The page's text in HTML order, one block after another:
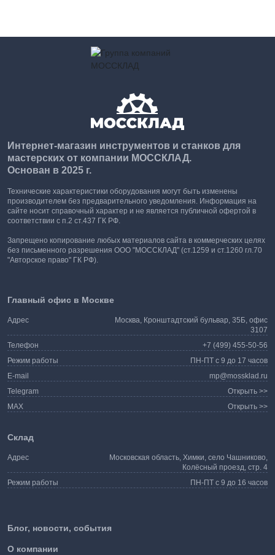
Интернет-магазин инструментов и станков для
мастерских от компании МОССКЛАД.
Основан в 2025 г.
Технические характеристики оборудования могут быть изменены
производителем без предварительного уведомления. Информация на
сайте носит справочный характер и не является публичной офертой в
соответствии с п.2 ст.437 ГК РФ.
Запрещено копирование любых материалов сайта в коммерческих целях
без письменного разрешения ООО "МОССКЛАД" (ст.1259 и ст.1260 гл.70
"Авторское право" ГК РФ).
Блог, новости, события
О компании
Главный офис в Москве
Адрес
Москва, Кронштадтский бульвар, 35Б, офис
3107
Телефон
+7 (499) 455-50-56
Режим работы
ПН-ПТ с 9 до 17 часов
E-mail
mp@mossklad.ru
Telegram
Открыть >>
MAX
Открыть >>
Склад
Адрес
Московская область, Химки, село Чашниково,
Колёсный проезд, стр. 4
Режим работы
ПН-ПТ с 9 до 16 часов